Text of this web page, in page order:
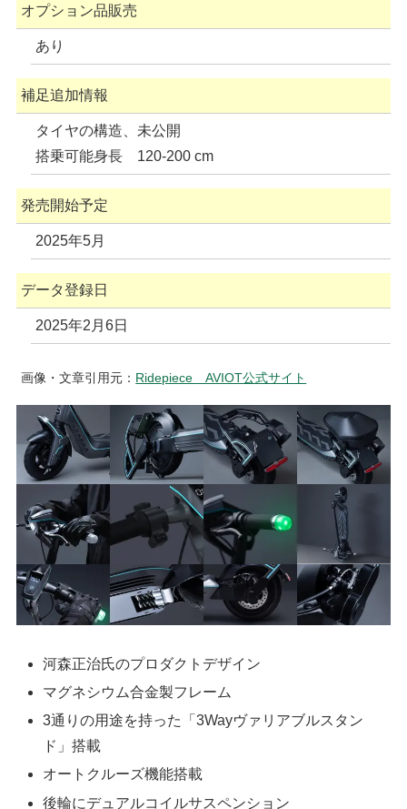
オプション品販売
あり
補足追加情報
タイヤの構造、未公開
搭乗可能身長 120-200 cm
発売開始予定
2025年5月
データ登録日
2025年2月6日
画像・文章引用元： Ridepiece AVIOT公式サイト
河森正治氏のプロダクトデザイン
マグネシウム合金製フレーム
3通りの用途を持った「3Wayヴァリアブルスタン
ド」搭載
オートクルーズ機能搭載
後輪にデュアルコイルサスペンション